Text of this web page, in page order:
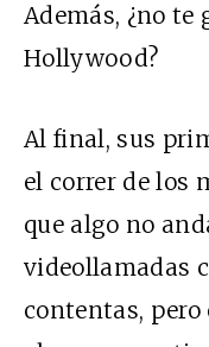
Además, ¿no te
Hollywood?
Al final, sus
el correr de los
que algo no
videollamadas
contentas,